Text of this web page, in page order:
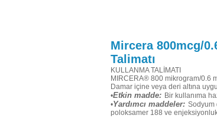
Mircera 800mcg/
Talimatı
KULLANMA TALİMATI
MIRCERA® 800 mikrogram/0.6
Damar içine veya deri altına
•Etkin madde: Bir kullanıma
•Yardımcı maddeler: Sodyum
poloksamer 188 ve